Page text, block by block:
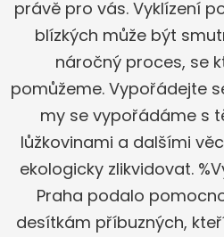
právě pro vás. Vyklízení
blízkých může být
náročný proces, se
pomůžeme. Vypořádejte
my se vypořádáme s
lůžkovinami a dalšími
ekologicky zlikvidovat.
Praha podalo
desítkám příbuzných,